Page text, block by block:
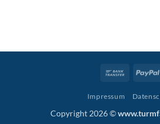
Bank
Impressum
Copyright 2026 ©